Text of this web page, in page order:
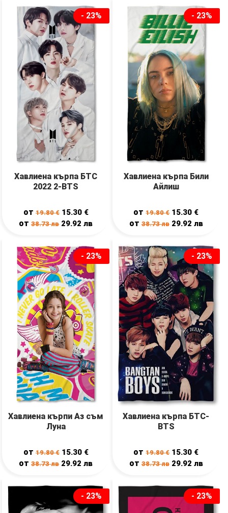
- 23%
Хавлиена кърпа БТС
2022 2-BTS
от19.80€ 15.30 €
от38.73лв 29.92лв
- 23%
Хавлиена кърпа Били
Айлиш
от19.80€ 15.30 €
от 38.73лв 29.92 лв
- 23%
Хавлиена кърпи Аз съм
Луна
от19.80€ 15.30 €
от38.73лв 29.92лв
- 23%
Хавлиена кърпа БТС-
BTS
от19.80€ 15.30 €
от 38.73лв 29.92 лв
- 23% - 23%